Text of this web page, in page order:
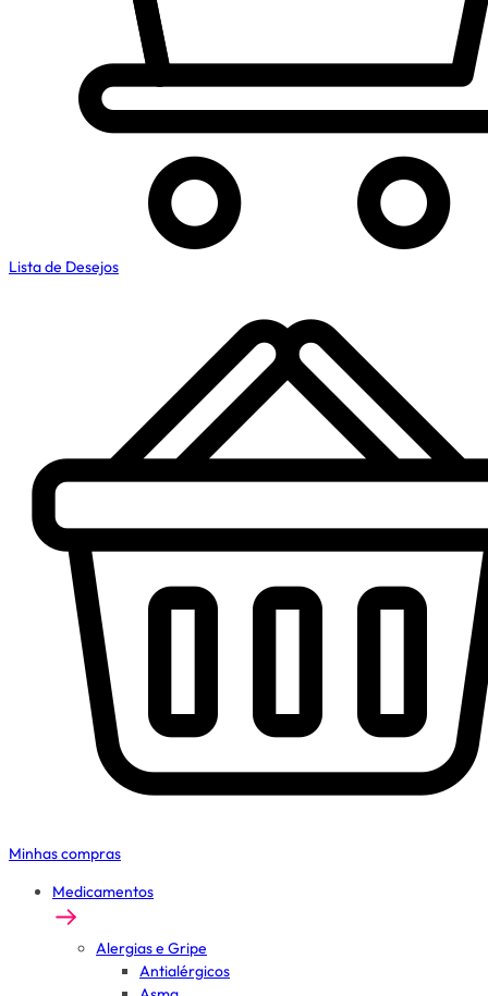
Lista de Desejos
Minhas compras
Medicamentos
Alergias e Gripe
Antialérgicos